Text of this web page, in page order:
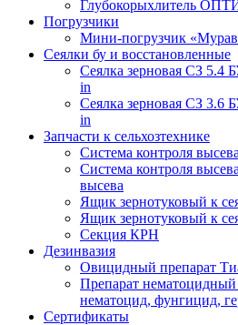
Глубокорыхлитель
Погрузчики
Мини-погрузчик
Сеялки бу и восстановленные
Сеялка зерновая СЗ 5.4
in
Сеялка зерновая СЗ 3.6
in
Запчасти к сельхозтехнике
Система контроля
Система контроля
высева
Ящик зернотуковый к
Ящик зернотуковый к
Секция КРН
Дезинвазия
Овицидный препарат
Препарат нематоцидный
нематоцид, фунгицид,
Сертификаты